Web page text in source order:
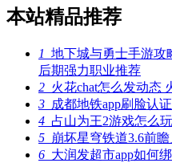
本站精品推荐
1 地下城与勇士手游攻
后期强力职业推荐
2 火花chat怎么发动态
3 成都地铁app刷脸认
4 占山为王2游戏怎么
5 崩坏星穹铁道3.6前
6 大润发超市app如何